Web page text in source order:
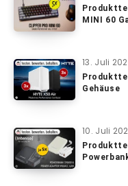
MINI 60
13. Juli
Gehäuse
10. Juli